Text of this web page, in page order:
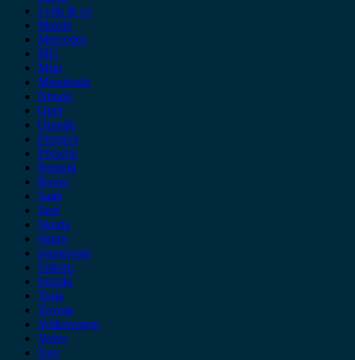
Lynk & co
Mazda
Mercedes
MG
Mini
Mitsubishi
Nissan
Opel
Omoda
Peugeot
Porsche
Renault
Rover
Saab
Seat
Skoda
Smart
ssangyong
Subaru
Suzuki
Tesla
Toyota
Volkswagen
Volvo
Xev